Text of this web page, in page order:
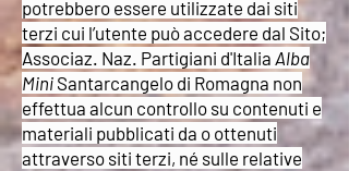
potrebbero essere utilizzate dai siti
terzi cui l’utente può accedere dal Sito;
Associaz. Naz. Partigiani d'Italia Alba
Mini Santarcangelo di Romagna non
effettua alcun controllo su contenuti e
materiali pubblicati da o ottenuti
attraverso siti terzi, né sulle relative